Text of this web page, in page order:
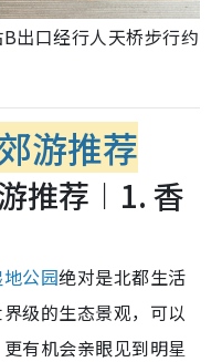
出口经行人天桥步行约
游推荐
推荐︱1. 香
公园绝对是北都生活
级的生态景观，可以
有机会亲眼见到明星